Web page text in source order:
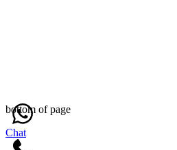
Chat
bottom of page